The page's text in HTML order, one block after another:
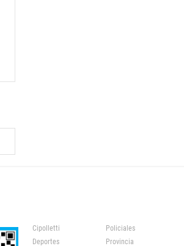
Cipolletti
Policiales
Deportes
Provincia